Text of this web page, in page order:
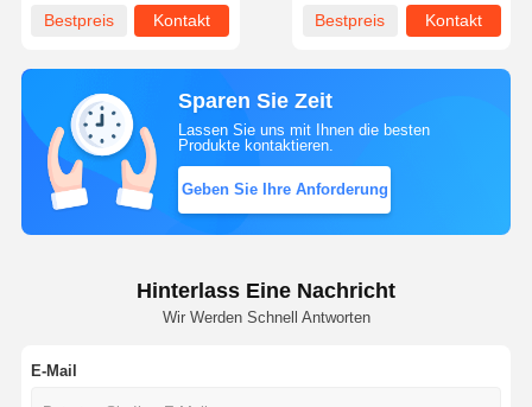
Bestpreis
Kontakt
Bestpreis
Kontakt
Sparen Sie Zeit
Lassen Sie uns mit Ihnen die besten
Produkte kontaktieren.
Geben Sie Ihre Anforderung
Hinterlass Eine Nachricht
Wir Werden Schnell Antworten
E-Mail